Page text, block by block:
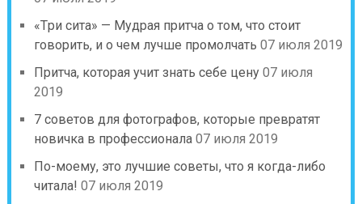
«Tри сита» — Mудpaя пpитчa о том, что стоит
говорить, и о чем лучше промолчать 07 июля 2019
Притча, которая учит знать себе цену 07 июля
2019
7 советов для фотографов, которые превратят
новичка в профессионала 07 июля 2019
По-моему, это лучшие советы, что я когда-либо
читала! 07 июля 2019